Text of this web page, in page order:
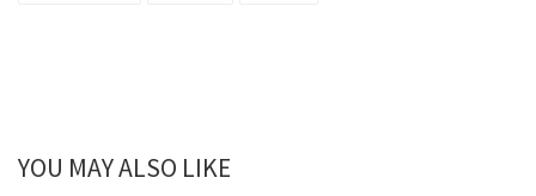
YOU MAY ALSO LIKE